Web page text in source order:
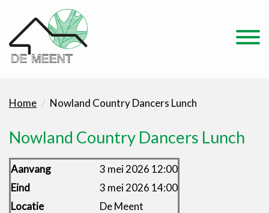
Home Nowland Country Dancers Lunch
Nowland Country Dancers Lunch
Aanvang
3 mei 2026 12:00
Eind
3 mei 2026 14:00
Locatie
De Meent